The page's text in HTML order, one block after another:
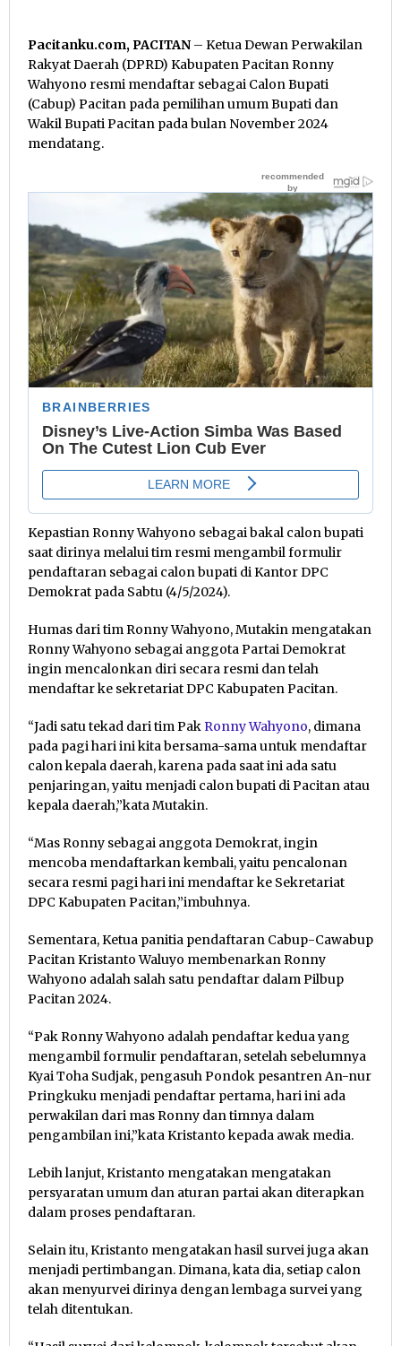
Pacitanku.com, PACITAN – Ketua Dewan Perwakilan
Rakyat Daerah (DPRD) Kabupaten Pacitan Ronny
Wahyono resmi mendaftar sebagai Calon Bupati
(Cabup) Pacitan pada pemilihan umum Bupati dan
Wakil Bupati Pacitan pada bulan November 2024
mendatang.
Kepastian Ronny Wahyono sebagai bakal calon bupati
saat dirinya melalui tim resmi mengambil formulir
pendaftaran sebagai calon bupati di Kantor DPC
Demokrat pada Sabtu (4/5/2024).
Humas dari tim Ronny Wahyono, Mutakin mengatakan
Ronny Wahyono sebagai anggota Partai Demokrat
ingin mencalonkan diri secara resmi dan telah
mendaftar ke sekretariat DPC Kabupaten Pacitan.
“Jadi satu tekad dari tim Pak Ronny Wahyono, dimana
pada pagi hari ini kita bersama-sama untuk mendaftar
calon kepala daerah, karena pada saat ini ada satu
penjaringan, yaitu menjadi calon bupati di Pacitan atau
kepala daerah,”kata Mutakin.
“Mas Ronny sebagai anggota Demokrat, ingin
mencoba mendaftarkan kembali, yaitu pencalonan
secara resmi pagi hari ini mendaftar ke Sekretariat
DPC Kabupaten Pacitan,”imbuhnya.
Sementara, Ketua panitia pendaftaran Cabup-Cawabup
Pacitan Kristanto Waluyo membenarkan Ronny
Wahyono adalah salah satu pendaftar dalam Pilbup
Pacitan 2024.
“Pak Ronny Wahyono adalah pendaftar kedua yang
mengambil formulir pendaftaran, setelah sebelumnya
Kyai Toha Sudjak, pengasuh Pondok pesantren An-nur
Pringkuku menjadi pendaftar pertama, hari ini ada
perwakilan dari mas Ronny dan timnya dalam
pengambilan ini,”kata Kristanto kepada awak media.
Lebih lanjut, Kristanto mengatakan mengatakan
persyaratan umum dan aturan partai akan diterapkan
dalam proses pendaftaran.
Selain itu, Kristanto mengatakan hasil survei juga akan
menjadi pertimbangan. Dimana, kata dia, setiap calon
akan menyurvei dirinya dengan lembaga survei yang
telah ditentukan.